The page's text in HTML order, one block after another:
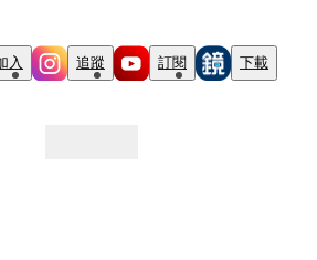
入 追蹤 訂閱 下載